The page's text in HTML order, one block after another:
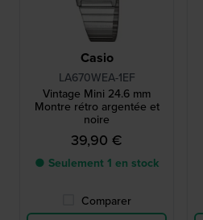
Casio
LA670WEA-1EF
Vintage Mini 24.6 mm
Montre rétro argentée et
noire
39,90 €
● Seulement 1 en stock
Comparer